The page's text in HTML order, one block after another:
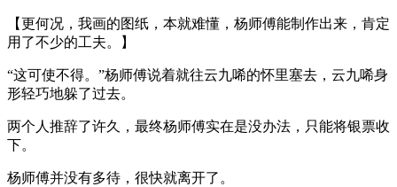
【更何况，我画的图纸，本就难懂，杨师傅能制作出来，肯定
用了不少的工夫。】
“这可使不得。”杨师傅说着就往云九唏的怀里塞去，云九唏身
形轻巧地躲了过去。
两个人推辞了许久，最终杨师傅实在是没办法，只能将银票收
下。
杨师傅并没有多待，很快就离开了。